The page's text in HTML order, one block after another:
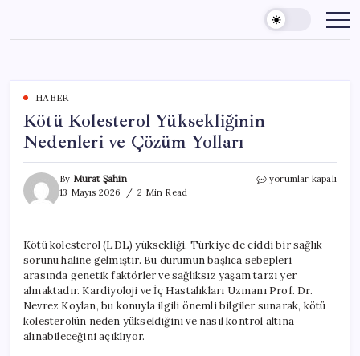
content
HABER
Kötü Kolesterol Yüksekliğinin
Nedenleri ve Çözüm Yolları
By Murat Şahin
13 Mayıs 2026
2 Min Read
Kötü
Çözüm
Yolları
için
yorumlar kapalı
Kötü kolesterol (LDL) yüksekliği, Türkiye’de ciddi bir sağlık
sorunu haline gelmiştir. Bu durumun başlıca sebepleri
arasında genetik faktörler ve sağlıksız yaşam tarzı yer
almaktadır. Kardiyoloji ve İç Hastalıkları Uzmanı Prof. Dr.
Nevrez Koylan, bu konuyla ilgili önemli bilgiler sunarak, kötü
kolesterolün neden yükseldiğini ve nasıl kontrol altına
alınabileceğini açıklıyor.